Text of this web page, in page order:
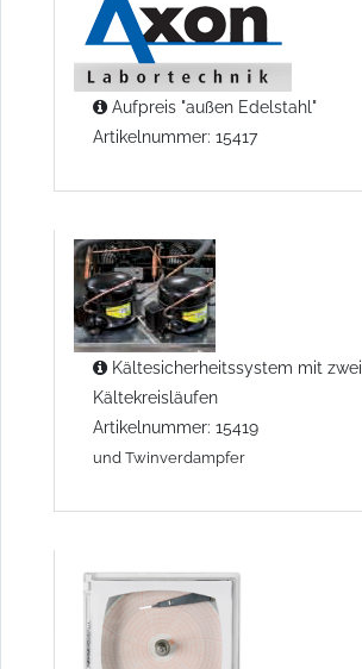
Aufpreis "außen Edelstahl"
Artikelnummer: 15417
Kältesicherheitssystem mit zwei
Kältekreisläufen
Artikelnummer: 15419
und Twinverdampfer